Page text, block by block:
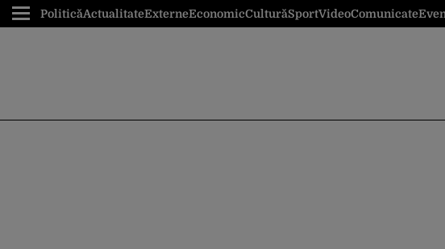
PoliticăActualitateExterneEconomicCulturăSportVideoComunicate